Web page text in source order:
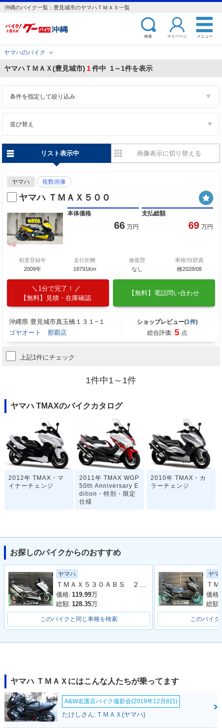
沖縄のバイク一覧：豊見城市のヤマハＴＭＡＸ一覧
検索 マイページ メニュー
ヤマハのバイク ＞
ヤマハＴＭＡＸ(豊見城市) 1件中 1～1件を表示
条件を指定して絞り込み
並び替え
リスト表示中 画像表示に切り替える
ヤマハ 複数画像
ヤマハ ＴＭＡＸ５００
本体価格
66 万円
支払総額
69 万円
初度登録年
2009年
走行距離
18791Km
修復歴
なし
車検/自賠責
検2028/08
1分で完了！
【無料】見積・在庫確認
【無料】電話問い合わせ
沖縄県 豊見城市真玉橋１３１−１
ゴヤオート 那覇店
ショップレビュー(1件)
総合評価: 5 点
上記1件にチェック
1件中1～1件
ヤマハ TMAXのバイクカタログ
2012年 TMAX・マ
イナーチェンジ
2011年 TMAX WGP
50th Anniversary E
dition・特別・限定
仕様
2010年 TMAX・カ
ラーチェンジ
2010年 TMAX 10th
Anniversary WHITE
MAX・特別・限定仕
様
ルモデルチェンジ
2007年 TMAX SPE
CIAL
2007年 TMAX・カ
ラーチェンジ
2006年 TMAX SPE
CIAL
2006年 TMAX・カ
ラーチェンジ
お探しのバイクからのおすすめ
ヤマハ
ＴＭＡＸ５３０ＡＢＳ ２０１６年モデル ＳＪ１２Ｊ ２０１６年モデル アクラポビッチマフラー フェンダーレス バックレスト
価格: 119.99万
総額: 128.35万
このバイクと同じ車種を検索
ヤマ
価格:
総額:
このバイク
ヤマハ ＴＭＡＸにはこんな人たちが乗ってます
A&W名護店バイク撮影会(2019年12月8日)
たけしさん:ＴＭＡＸ(ヤマハ)